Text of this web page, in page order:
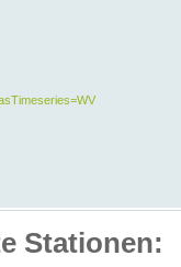
Stationen: